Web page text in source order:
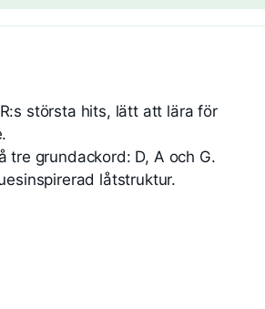
största hits, lätt att lära för
tre grundackord: D, A och G.
låtstruktur.